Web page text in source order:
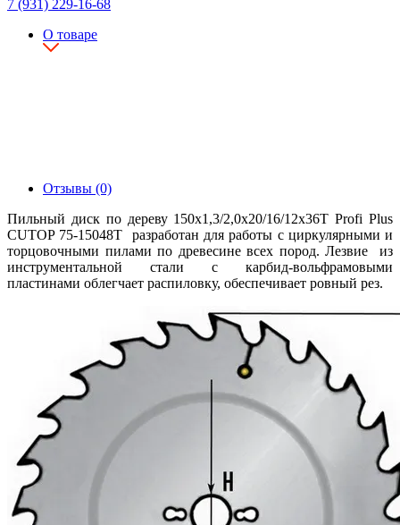
7 (931) 229-16-68
О товаре
Отзывы (0)
Пильный диск по дереву 150x1,3/2,0х20/16/12х36Т Profi Plus
CUTOP 75-15048Т разработан для работы с циркулярными и
торцовочными пилами по древесине всех пород. Лезвие из
инструментальной стали с карбид-вольфрамовыми
пластинами облегчает распиловку, обеспечивает ровный рез.